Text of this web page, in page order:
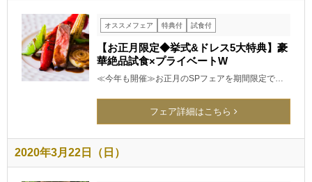
オススメフェア 特典付 試食付
【お正月限定◆挙式&ドレス5大特典】豪
華絶品試食×プライベートW
≪今年も開催≫お正月のSPフェアを期間限定で…
フェア詳細はこちら
2020年3月22日（日）